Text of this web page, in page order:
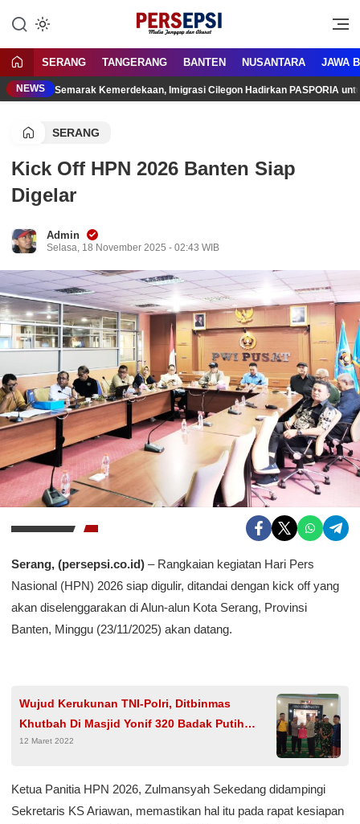
konten
Persepsi.co.id
Media Tanggap Dan Akurat
SERANG TANGERANG BANTEN NUSANTARA JAWA
NEWS Semarak Kemerdekaan, Imigrasi Cilegon Hadirkan PASPORIA
SERANG
Kick Off HPN 2026 Banten Siap
Digelar
Admin
Selasa, 18 November 2025 - 02:43 WIB
Serang, (persepsi.co.id) – Rangkaian kegiatan Hari Pers
Nasional (HPN) 2026 siap digulir, ditandai dengan kick off yang
akan diselenggarakan di Alun-alun Kota Serang, Provinsi
Banten, Minggu (23/11/2025) akan datang.
Wujud Kerukunan TNI-Polri, Ditbinmas
Khutbah Di Masjid Yonif 320 Badak Putih
Pandeglang
12 Maret 2022
Ketua Panitia HPN 2026, Zulmansyah Sekedang didampingi
Sekretaris KS Ariawan, memastikan hal itu pada rapat kesiapan